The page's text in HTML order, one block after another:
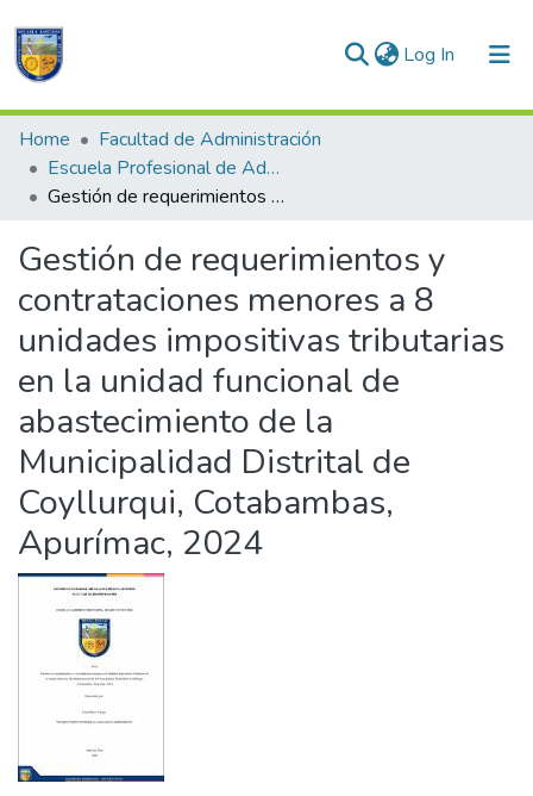
Log In (current)
Communities & Collections
All of DSpace
Home
Facultad de Administración
Escuela Profesional de Administración
Gestión de requerimientos y contrataciones menores a 8 unidades impositivas tributarias en la unidad funcional de abastecimiento de la Municipalidad Distrital de Coyllurqui, Cotabambas, Apurímac, 2024
Gestión de requerimientos y
contrataciones menores a 8
unidades impositivas tributarias
en la unidad funcional de
abastecimiento de la
Municipalidad Distrital de
Coyllurqui, Cotabambas,
Apurímac, 2024